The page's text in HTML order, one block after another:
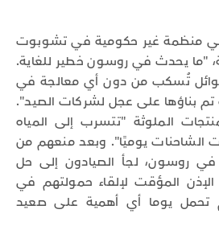
في منظمة غير حكومية في تشوبوت
"ما يحدث في روسون خطير للغاية.
تُسكب من دون أي معالجة في
تم بناؤها على عجل لشركات الصيد".
الملوثة "تتسرب إلى المياه
الشاحنات يوميًا". وبعد منعهم من
روسون، لجأ الصيادون إلى حل
المؤقت لإلقاء حمولتهم في
تحمل يوما أي أهمية على صعيد